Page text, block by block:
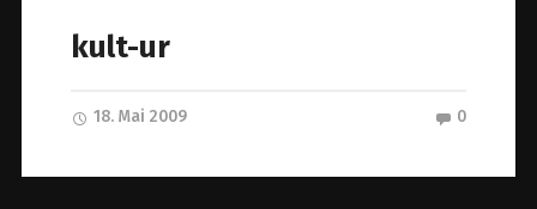
kult-ur
18. Mai 2009 0